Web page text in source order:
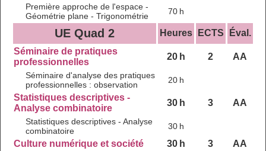
Première approche de l'espace -
Géométrie plane - Trigonométrie
70 h
UE Quad 2 Heures ECTS
Éval.
Séminaire de pratiques
professionnelles
20 h 2 AA
Séminaire d'analyse des pratiques
professionnelles : observation
20 h
Statistiques descriptives -
Analyse combinatoire
30 h 3 AA
Statistiques descriptives - Analyse
combinatoire
30 h
Culture numérique et société 30 h 3 AA